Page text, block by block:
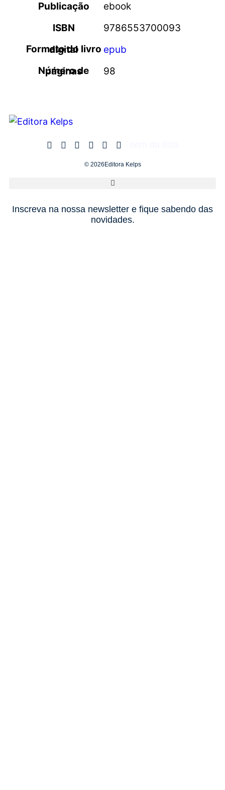
Publicação
ebook
ISBN
9786553700093
Formato do livro digital
epub
Número de páginas
98
© 2026Editora Kelps
Inscreva na nossa newsletter e fique sabendo das
novidades.